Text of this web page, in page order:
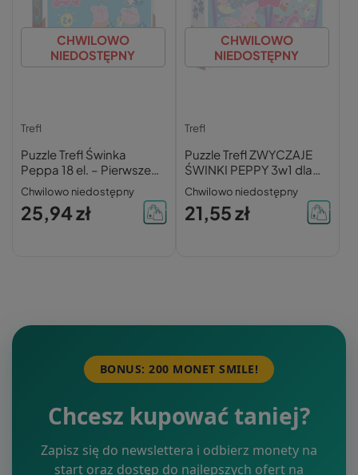
CHWILOWO
NIEDOSTĘPNY
Trefl
Puzzle Trefl Świnka
Peppa 18 el. – Pierwsze
Układanki
Chwilowo niedostępny
25,94 zł
CHWILOWO
NIEDOSTĘPNY
Trefl
Puzzle Trefl ZWYCZAJE
ŚWINKI PEPPY 3w1 dla
dzieci 106 elementów
Chwilowo niedostępny
21,55 zł
BONUS: 200 MONET SMILE!
Chcesz kupować taniej?
Zapisz się do newslettera i odbierz monety na
start oraz dostęp do najlepszych ofert na